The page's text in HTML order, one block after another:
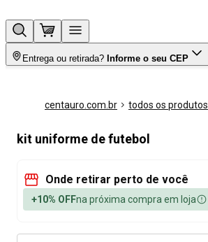
Entrega ou retirada? Informe o seu CEP
centauro.com.br todos os produtos
kit uniforme de futebol
Onde retirar perto de você
+10% OFFna próxima compra em loja